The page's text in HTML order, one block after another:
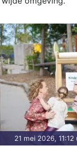
Den
21 mei 2026, 11:12